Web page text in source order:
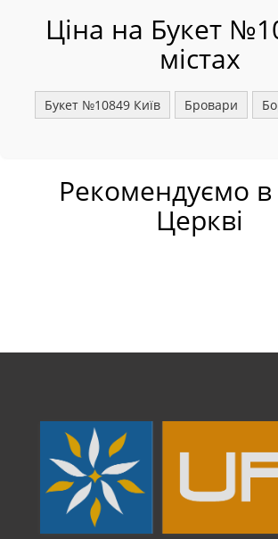
Ціна на Букет
містах
Букет №10849 Київ Бровари
Рекомендуємо в
Церкві